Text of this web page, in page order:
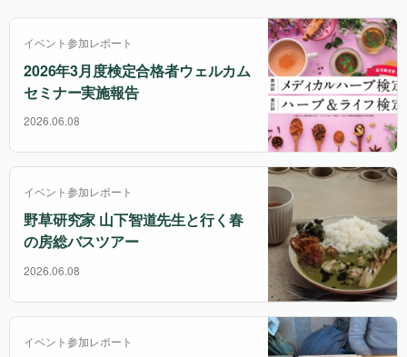
イベント参加レポート
2026年3月度検定合格者ウェルカム
セミナー実施報告
2026.06.08
イベント参加レポート
野草研究家 山下智道先生と行く春
の房総バスツアー
2026.06.08
イベント参加レポート